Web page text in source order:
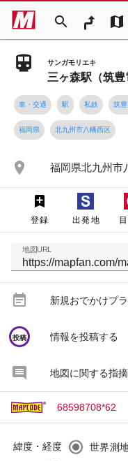
search map
サンガモリエキ
三ヶ森駅（筑豊
車・交通 駅 私鉄 筑
福岡県 北九州市八幡西区
place 福岡県北九州市
登録 出発地
地図URL
event_note 新規おでかけプ
circle
投稿 情報を投稿する
地図に関する指摘
68598708*62
緯度・経度 世界測